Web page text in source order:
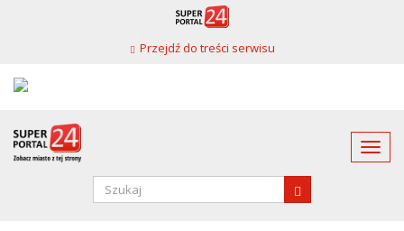
Przejdź do treści serwisu
Formularz